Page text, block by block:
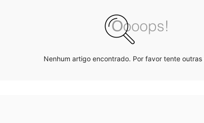
Nenhum artigo encontrado. Por favor tente outras